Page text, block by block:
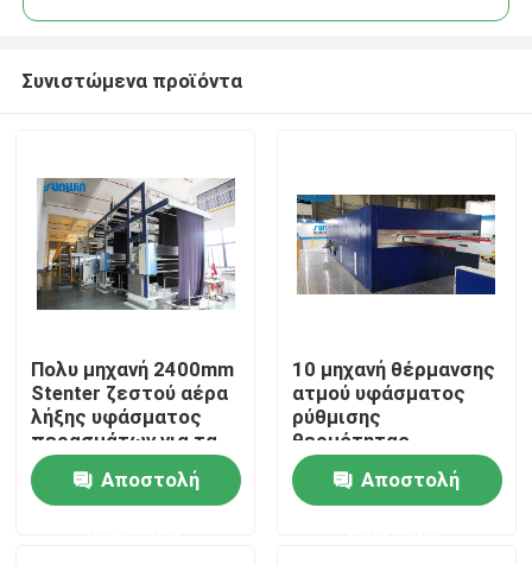
Σπίτι
Προϊόντα
Συνιστώμενα προϊόντα
Πολυ μηχανή 2400mm
Stenter ζεστού αέρα
λήξης υφάσματος
περασμάτων για τα
υφάσματα σεντονιών
Αποστολή
10 μηχανή θέρμανσης
ατμού υφάσματος
ρύθμισης
θερμότητας
αιθουσών 100m/Min
για το ύφασμα
βελούδου
Αποστολή